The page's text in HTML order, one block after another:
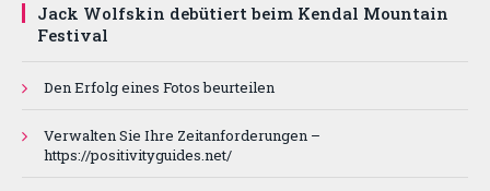
Jack Wolfskin debütiert beim Kendal Mountain
Festival
Den Erfolg eines Fotos beurteilen
Verwalten Sie Ihre Zeitanforderungen –
https://positivityguides.net/